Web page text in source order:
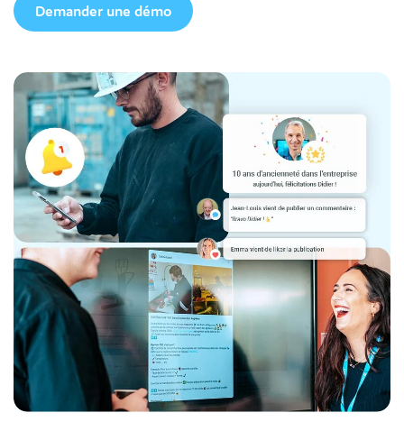
Demander une démo